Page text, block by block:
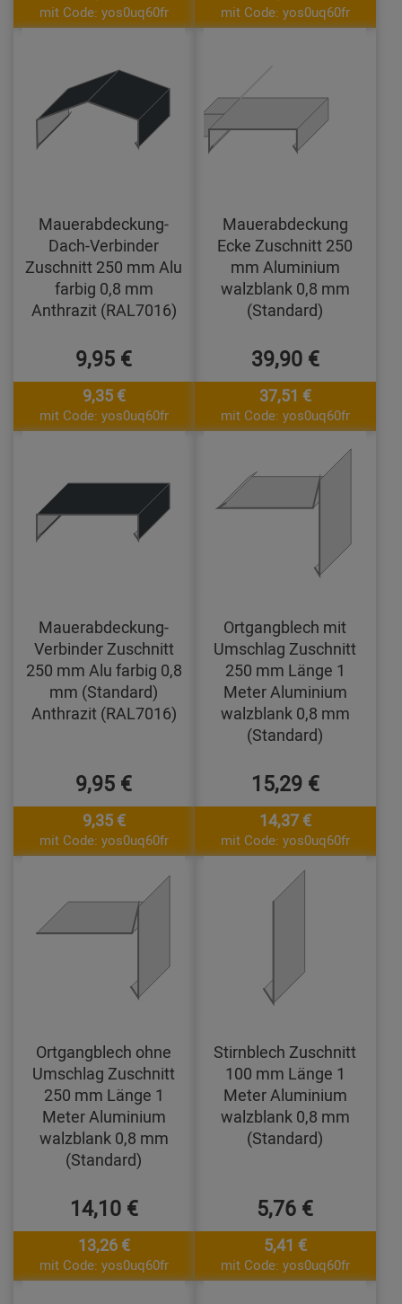
mit Code: yos0uq60fr mit Code: yos0uq60fr
Mauerabdeckung-
Dach-Verbinder
Zuschnitt 250 mm Alu
farbig 0,8 mm
Anthrazit (RAL7016)
9,95 €
9,35 €
mit Code: yos0uq60fr
Mauerabdeckung
Ecke Zuschnitt 250
mm Aluminium
walzblank 0,8 mm
(Standard)
39,90 €
37,51 €
mit Code: yos0uq60fr
Mauerabdeckung-
Verbinder Zuschnitt
250 mm Alu farbig 0,8
mm (Standard)
Anthrazit (RAL7016)
9,95 €
9,35 €
mit Code: yos0uq60fr
Ortgangblech mit
Umschlag Zuschnitt
250 mm Länge 1
Meter Aluminium
walzblank 0,8 mm
(Standard)
15,29 €
14,37 €
mit Code: yos0uq60fr
Ortgangblech ohne
Umschlag Zuschnitt
250 mm Länge 1
Meter Aluminium
walzblank 0,8 mm
(Standard)
14,10 €
13,26 €
mit Code: yos0uq60fr
Stirnblech Zuschnitt
100 mm Länge 1
Meter Aluminium
walzblank 0,8 mm
(Standard)
5,76 €
5,41 €
mit Code: yos0uq60fr